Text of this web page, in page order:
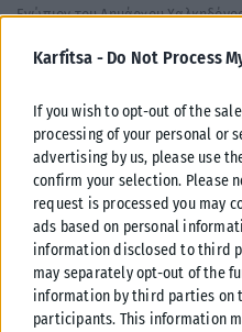
Karfitsa - Do Not Process
If you wish to opt-out of the
processing of your personal or
advertising by us, please use
confirm your selection. Please
request is processed you may
ads based on personal
information disclosed to third
may separately opt-out of the
information by third parties on
participants. This information
Ενώπιον του Δημάρχου
πραγματοποιήθηκε σήμερα η
οποίος αναλαμβάνει καθήκοντα